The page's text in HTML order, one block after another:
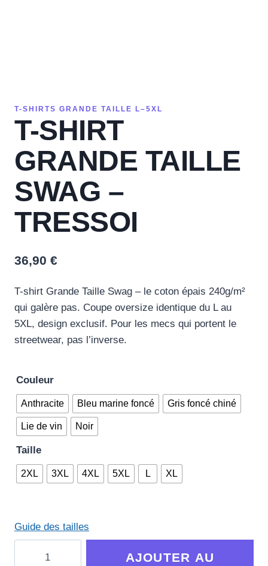
T-SHIRTS GRANDE TAILLE L–5XL
T-SHIRT
GRANDE TAILLE
SWAG –
TRESSOI
36,90 €
T-shirt Grande Taille Swag – le coton épais 240g/m²
qui galère pas. Coupe oversize identique du L au
5XL, design exclusif. Pour les mecs qui portent le
streetwear, pas l’inverse.
Couleur
Anthracite Bleu marine foncé Gris foncé chiné
Lie de vin Noir
Taille
2XL 3XL 4XL 5XL L XL
Guide des tailles
AJOUTER AU